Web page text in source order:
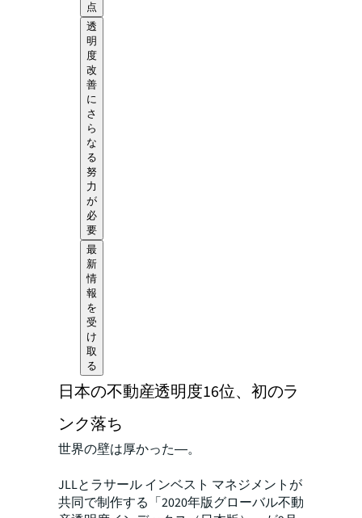
点
透
明
度
改
善
に
さ
ら
な
る
努
力
が
必
要
最
新
情
報
を
受
け
取
る
日本の不動産透明度16位、初のラ
ンク落ち
世界の壁は厚かった―。
JLLとラサール インベスト マネジメントが
共同で制作する「2020年版グローバル不動